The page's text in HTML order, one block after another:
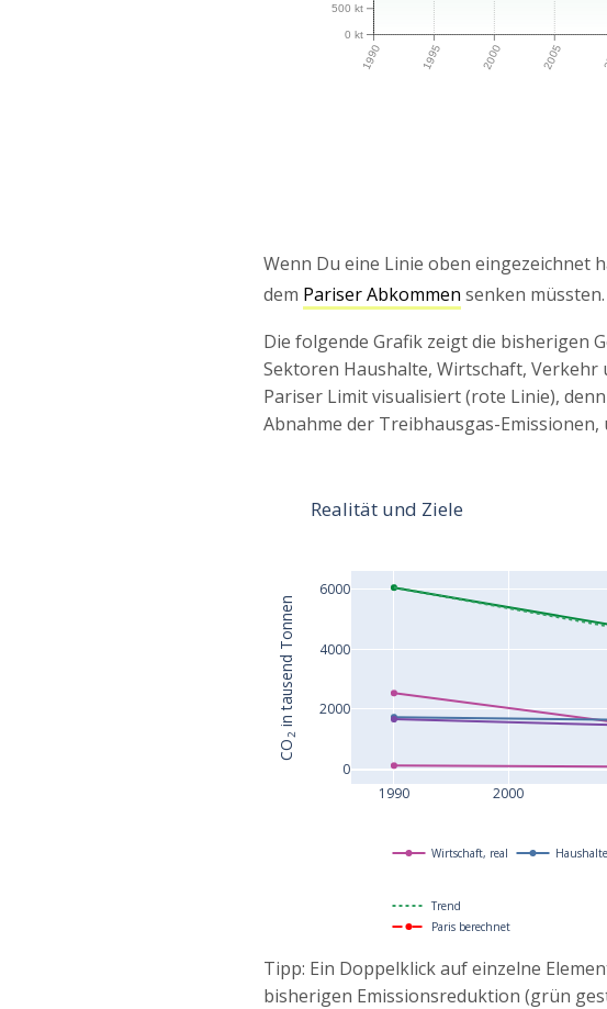
1990 1995 2000 2005
0 kt
500 kt
Wenn Du eine Linie oben eingezeichnet
dem Pariser Abkommen senken
Die folgende Grafik zeigt die bisherigen
Sektoren Haushalte, Wirtschaft,
Pariser Limit visualisiert (rote Linie),
Abnahme der Treibhausgas-Emissionen,
1990 2000
0
2000
4000
6000
Wirtschaft, real
Trend
Paris berechnet
Realität und Ziele
CO
2
in tausend Tonnen
Tipp: Ein Doppelklick auf einzelne
bisherigen Emissionsreduktion (grün